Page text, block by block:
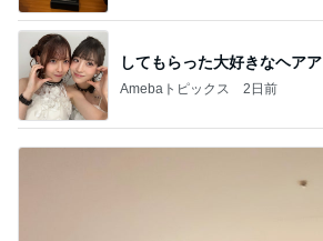
してもらった大好きなヘア
Amebaトピックス 2日前